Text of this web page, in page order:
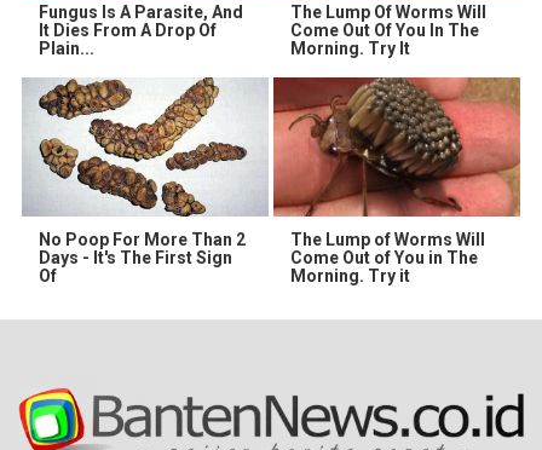
Fungus Is A Parasite, And
It Dies From A Drop Of
Plain...
The Lump Of Worms Will
Come Out Of You In The
Morning. Try It
No Poop For More Than 2
Days - It's The First Sign
Of
The Lump of Worms Will
Come Out of You in The
Morning. Try it